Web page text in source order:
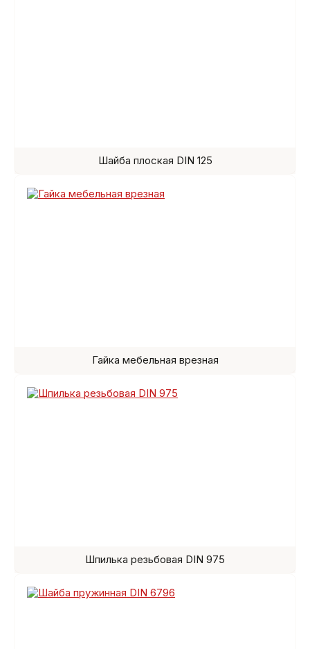
Шайба плоская DIN 125
Гайка мебельная врезная
Шпилька резьбовая DIN 975